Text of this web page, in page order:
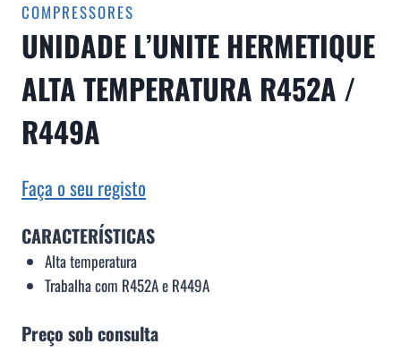
COMPRESSORES
UNIDADE L’UNITE HERMETIQUE
ALTA TEMPERATURA R452A /
R449A
Faça o seu registo
CARACTERÍSTICAS
Alta temperatura
Trabalha com R452A e R449A
Preço sob consulta